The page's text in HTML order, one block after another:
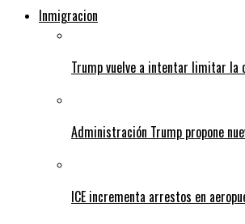
Inmigracion
Trump vuelve a intentar limitar la
Administración Trump propone
ICE incrementa arrestos en